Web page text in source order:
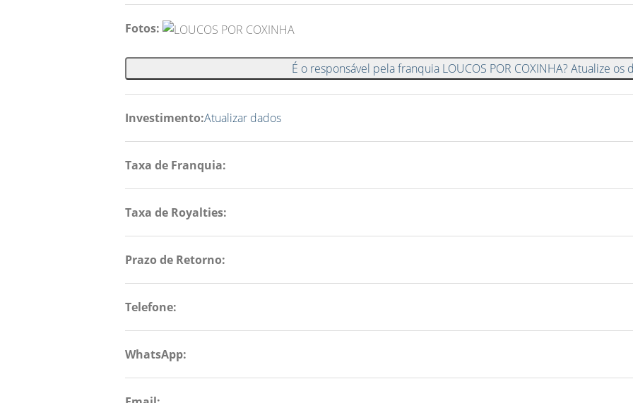
Fotos:
É o responsável pela franquia LOUCOS POR COXINHA? Atualize os
Investimento:Atualizar dados
Taxa de Franquia:
Taxa de Royalties:
Prazo de Retorno:
Telefone:
WhatsApp: